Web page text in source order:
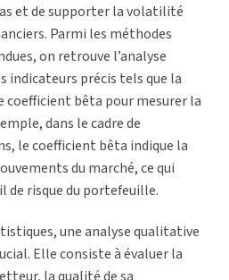
et de supporter la volatilité
Parmi les méthodes
on retrouve l’analyse
indicateurs précis tels que la
coefficient bêta pour mesurer la
dans le cadre de
le coefficient bêta indique la
du marché, ce qui
de risque du portefeuille.
une analyse qualitative
Elle consiste à évaluer la